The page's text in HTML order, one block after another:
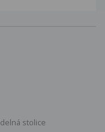
stolice